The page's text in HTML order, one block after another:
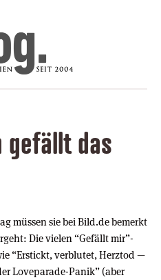
gefällt das
müssen sie bei Bild.de bemerkt
Die vielen “Gefällt mir”-
“Erstickt, verblutet, Herztod —
Loveparade-Panik” (aber